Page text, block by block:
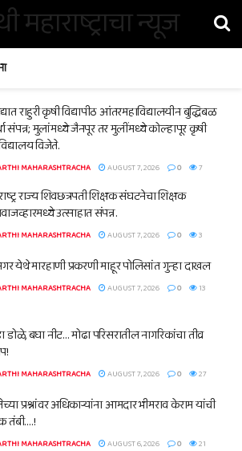
राहुरी कृषी विद्यापीठ आंतरमहाविद्यालयीन बुद्धिबळ
संपन्न; मुलांमध्ये जैनपूर तर मुलींमध्ये कोल्हापूर कृषी
विजेते.
MAHARASHTRACHA AUGUST 7, 2026 0 7
राज्य शिवछत्रपती शिक्षक संघटनेचा शिक्षक
उत्साहात संपन्न.
MAHARASHTRACHA AUGUST 7, 2026 0 3
येथे मारहाणी प्रकरणी माहूर पोलिसांत गुन्हा दाखल
MAHARASHTRACHA AUGUST 7, 2026 0 13
डोळे, बघा नीट… मोढा परिसरातील नागरिकांचा तीव्र
MAHARASHTRACHA AUGUST 7, 2026 0 27
प्रश्नांवर अधिकाऱ्यांना आमदार भीमराव केराम यांची
तंबी….!
MAHARASHTRACHA AUGUST 6, 2026 0 21